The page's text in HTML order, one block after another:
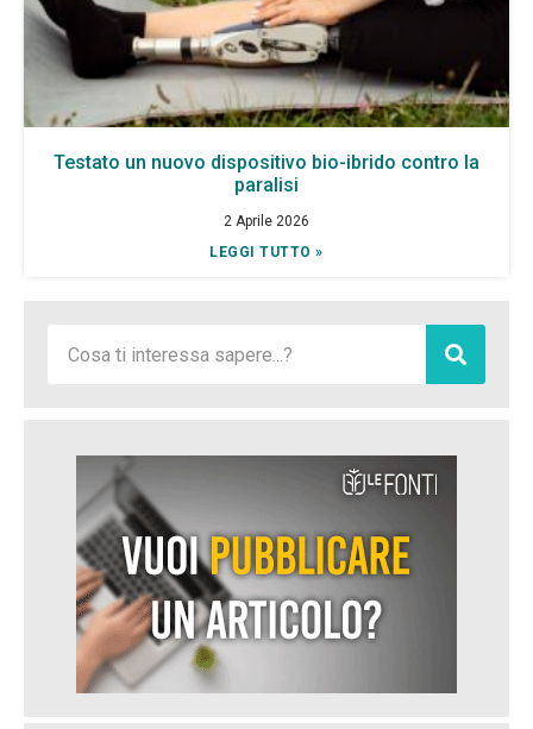
Testato un nuovo dispositivo bio-ibrido contro la
paralisi
2 Aprile 2026
LEGGI TUTTO »